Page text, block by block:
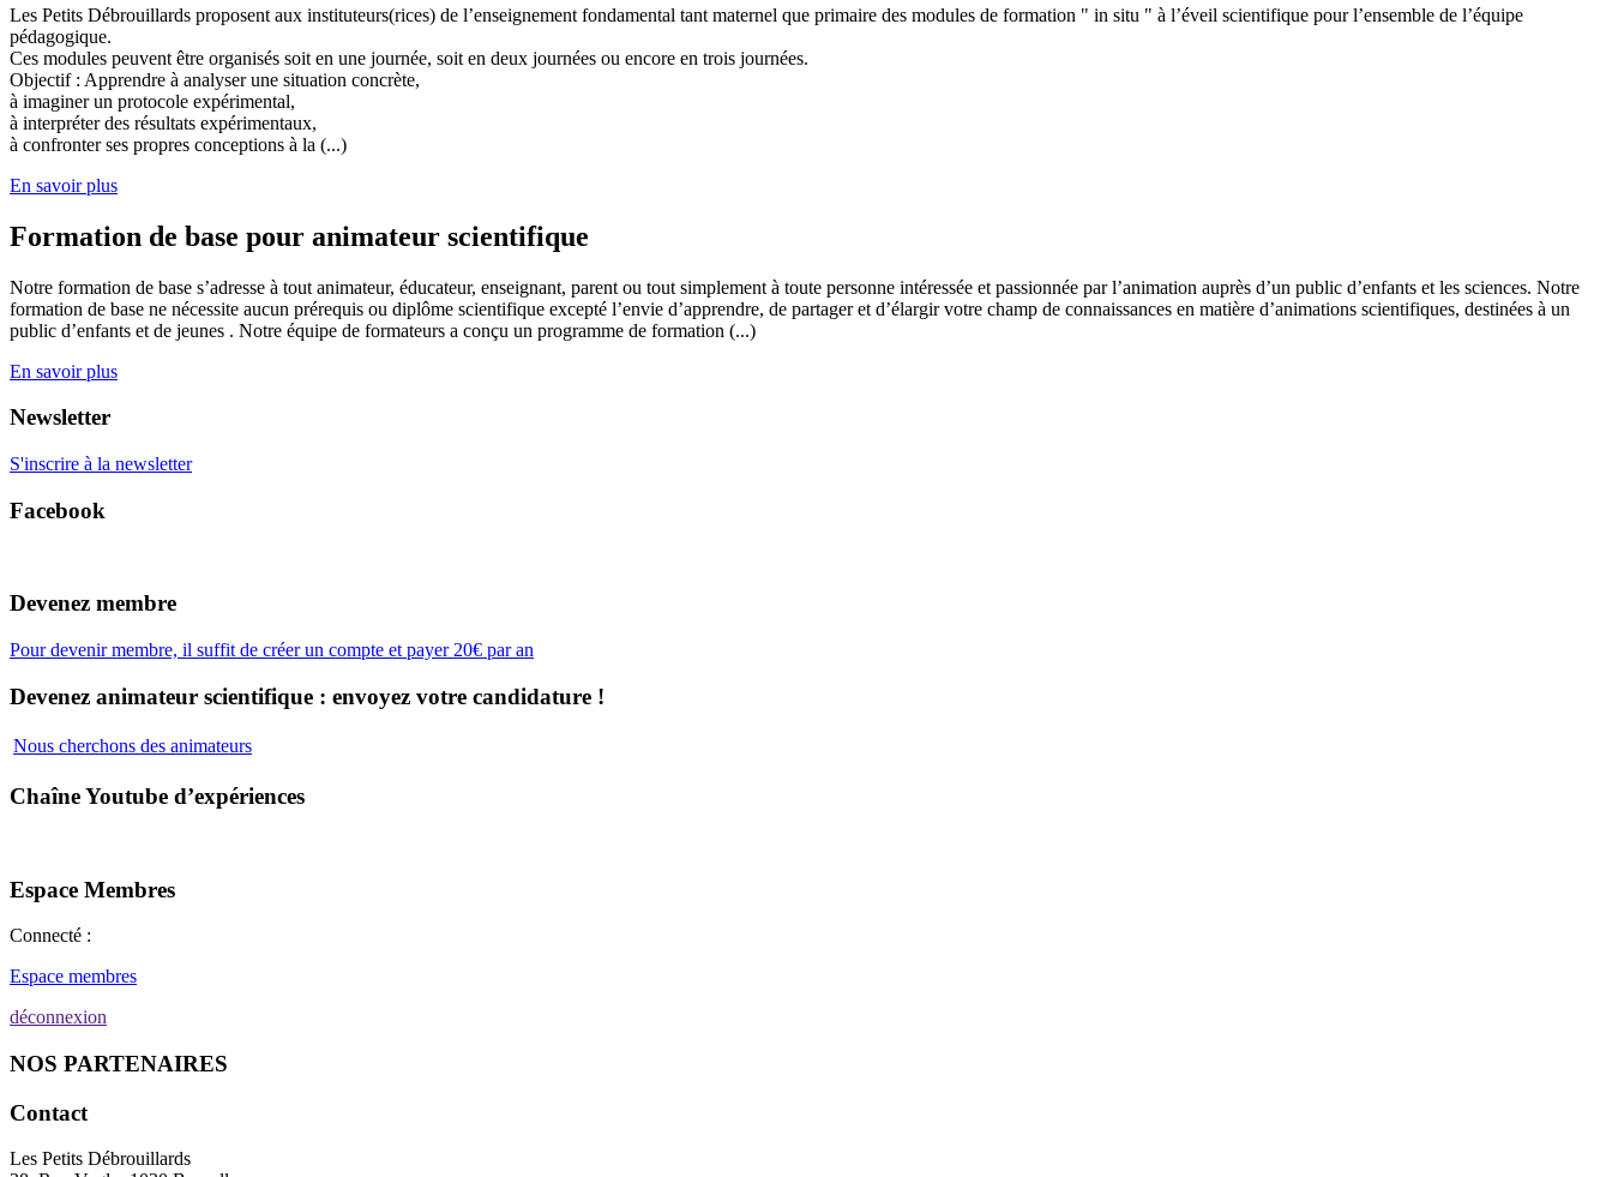
Les Petits Débrouillards proposent aux instituteurs(rices) de l’enseignement fondamental tant maternel que primaire des modules de formation " in situ " à l’éveil scientifique pour l’ensemble de l’équipe
pédagogique.
Ces modules peuvent être organisés soit en une journée, soit en deux journées ou encore en trois journées.
Objectif : Apprendre à analyser une situation concrète,
à imaginer un protocole expérimental,
à interpréter des résultats expérimentaux,
à confronter ses propres conceptions à la (...)
En savoir plus
Formation de base pour animateur scientifique
Notre formation de base s’adresse à tout animateur, éducateur, enseignant, parent ou tout simplement à toute personne intéressée et passionnée par l’animation auprès d’un public d’enfants et les sciences. Notre
formation de base ne nécessite aucun prérequis ou diplôme scientifique excepté l’envie d’apprendre, de partager et d’élargir votre champ de connaissances en matière d’animations scientifiques, destinées à un
public d’enfants et de jeunes . Notre équipe de formateurs a conçu un programme de formation (...)
En savoir plus
Newsletter
S'inscrire à la newsletter
Facebook
Devenez membre
Pour devenir membre, il suffit de créer un compte et payer 20€ par an
Devenez animateur scientifique : envoyez votre candidature !
Nous cherchons des animateurs
Chaîne Youtube d’expériences
Espace Membres
Connecté :
Espace membres
déconnexion
NOS PARTENAIRES
Contact
Les Petits Débrouillards